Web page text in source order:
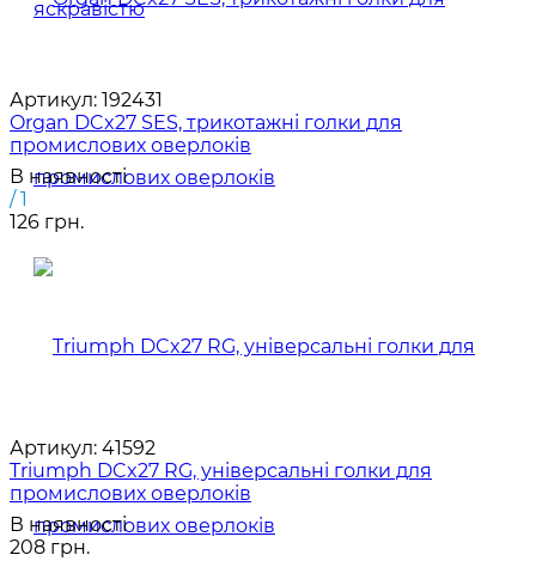
Артикул: 192431
Organ DCx27 SES, трикотажні голки для
промислових оверлоків
В наявності
/ 1
126 грн.
Артикул: 41592
Triumph DCx27 RG, універсальні голки для
промислових оверлоків
В наявності
208 грн.